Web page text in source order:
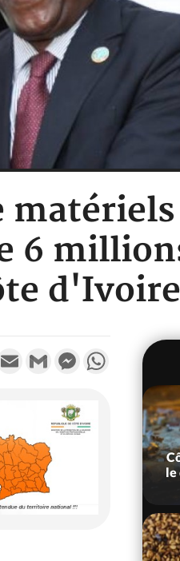
matériels
6
d'Ivoire
TwitterEmail Gmail MessengerWhatsApp
POLITIQUE
: Indépendance
Yopougon coeur
de la célébration...
le